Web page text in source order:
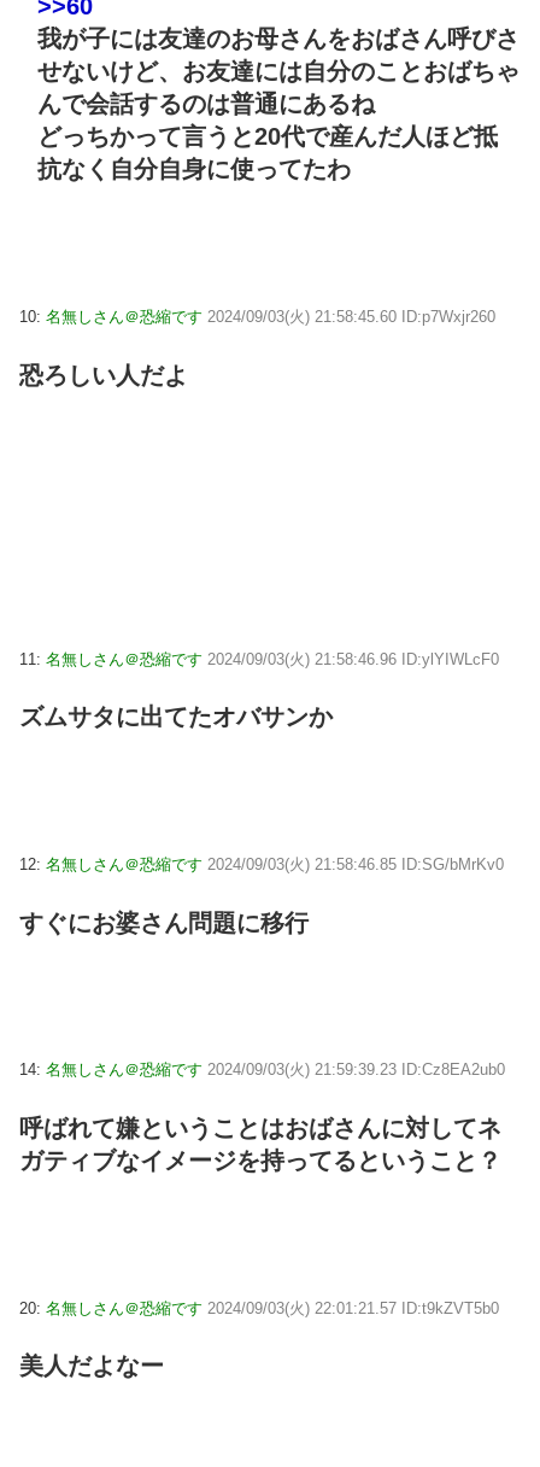
>>60
我が子には友達のお母さんをおばさん呼びさ
せないけど、お友達には自分のことおばちゃ
んで会話するのは普通にあるね
どっちかって言うと20代で産んだ人ほど抵
抗なく自分自身に使ってたわ
10: 名無しさん＠恐縮です 2024/09/03(火) 21:58:45.60 ID:p7Wxjr260
恐ろしい人だよ
11: 名無しさん＠恐縮です 2024/09/03(火) 21:58:46.96 ID:ylYIWLcF0
ズムサタに出てたオバサンか
12: 名無しさん＠恐縮です 2024/09/03(火) 21:58:46.85 ID:SG/bMrKv0
すぐにお婆さん問題に移行
14: 名無しさん＠恐縮です 2024/09/03(火) 21:59:39.23 ID:Cz8EA2ub0
呼ばれて嫌ということはおばさんに対してネ
ガティブなイメージを持ってるということ？
20: 名無しさん＠恐縮です 2024/09/03(火) 22:01:21.57 ID:t9kZVT5b0
美人だよなー